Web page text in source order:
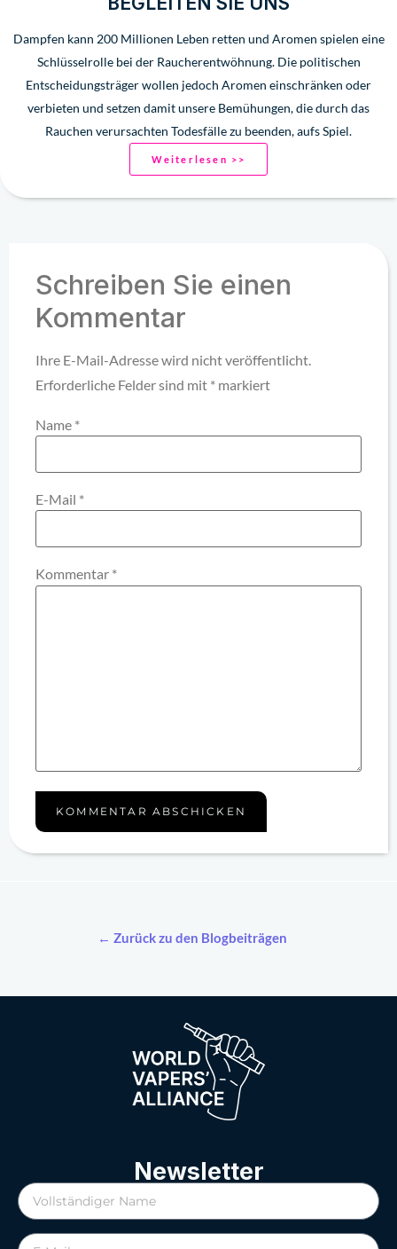
Dampfen kann 200 Millionen Leben retten und Aromen spielen eine
Schlüsselrolle bei der Raucherentwöhnung. Die politischen
Entscheidungsträger wollen jedoch Aromen einschränken oder
verbieten und setzen damit unsere Bemühungen, die durch das
Rauchen verursachten Todesfälle zu beenden, aufs Spiel.
Weiterlesen >>
Schreiben Sie einen
Kommentar
Ihre E-Mail-Adresse wird nicht veröffentlicht.
Erforderliche Felder sind mit * markiert
Name *
E-Mail *
Kommentar *
← Zurück zu den Blogbeiträgen
Newsletter